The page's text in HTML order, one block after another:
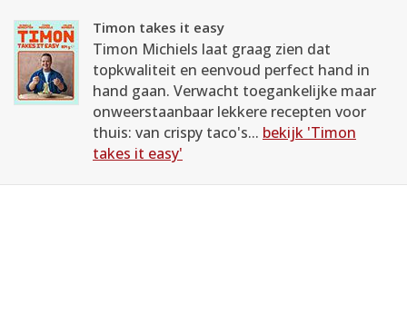
Timon takes it easy
Timon Michiels laat graag zien dat
topkwaliteit en eenvoud perfect hand in
hand gaan. Verwacht toegankelijke maar
onweerstaanbaar lekkere recepten voor
thuis: van crispy taco's... bekijk 'Timon
takes it easy'